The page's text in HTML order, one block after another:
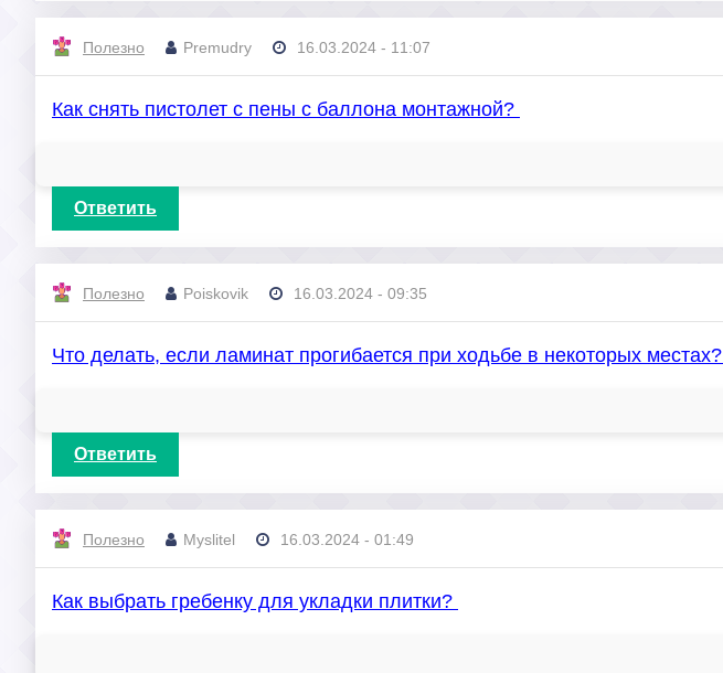
Полезно Premudry 16.03.2024 - 11:07
Как снять пистолет с пены с баллона монтажной?
Ответить
Полезно Poiskovik 16.03.2024 - 09:35
Что делать, если ламинат прогибается при ходьбе в некоторых местах?
Ответить
Полезно Myslitel 16.03.2024 - 01:49
Как выбрать гребенку для укладки плитки?